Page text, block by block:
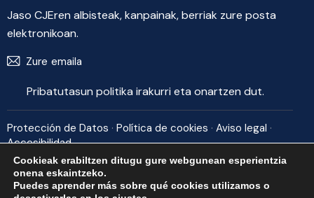
Jaso CJEren albisteak, kanpainak, berriak zure posta
elektronikoan.
Pribatutasun politika irakurri eta onartzen dut.
Protección de Datos · Política de cookies · Aviso legal ·
Accesibilidad
© Consejo de la Juventud de España 2024
Cookieak erabiltzen ditugu gure webgunean esperientzia
onena eskaintzeko.
Puedes aprender más sobre qué cookies utilizamos o